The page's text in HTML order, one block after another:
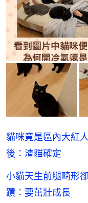
貓咪竟是區內大紅
後：渣貓確定
小貓天生前腿畸形
蹟：要茁壯成長